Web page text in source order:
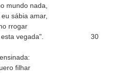
mundo nada,
sábia amar,
rrogar
ome esta vegada". 30
filhar